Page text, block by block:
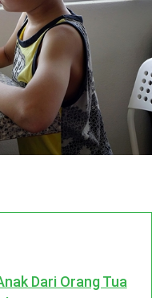
Dari Orang Tua